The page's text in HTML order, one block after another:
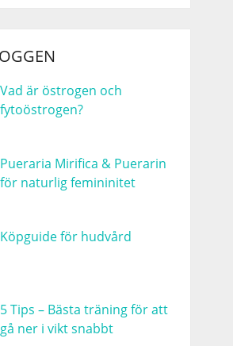
Vad är östrogen och
fytoöstrogen?
Pueraria Mirifica & Puerarin
för naturlig femininitet
Köpguide för hudvård
5 Tips – Bästa träning för att
gå ner i vikt snabbt